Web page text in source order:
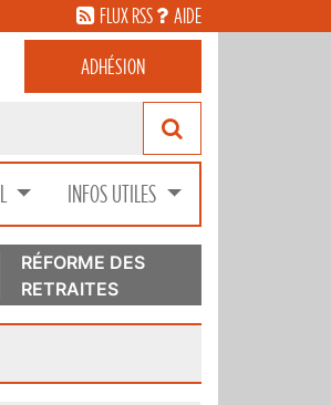
FLUX RSS AIDE
ADHÉSION
INFOS UTILES
RÉFORME DES
RETRAITES